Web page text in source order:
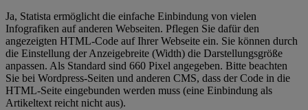
Ja, Statista ermöglicht die einfache Einbindung von vielen
Infografiken auf anderen Webseiten. Pflegen Sie dafür den
angezeigten HTML-Code auf Ihrer Webseite ein. Sie können durch
die Einstellung der Anzeigebreite (Width) die Darstellungsgröße
anpassen. Als Standard sind 660 Pixel angegeben. Bitte beachten
Sie bei Wordpress-Seiten und anderen CMS, dass der Code in die
HTML-Seite eingebunden werden muss (eine Einbindung als
Artikeltext reicht nicht aus).